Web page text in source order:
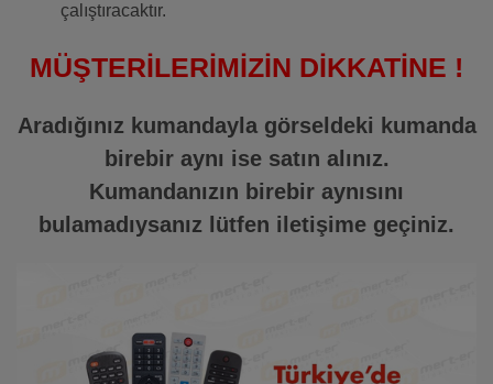
çalıştıracaktır.
MÜŞTERİLERİMİZİN DİKKATİNE !
Aradığınız kumandayla görseldeki kumanda
birebir aynı ise satın alınız.
Kumandanızın birebir aynısını
bulamadıysanız lütfen iletişime geçiniz.